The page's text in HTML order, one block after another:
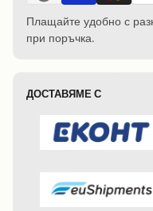
Плащайте удобно с
при поръчка.
ДОСТАВЯМЕ С